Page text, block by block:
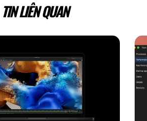
TIN LIÊN QUAN